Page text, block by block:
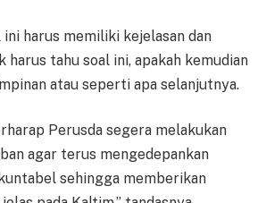
harus memiliki kejelasan dan
harus tahu soal ini, apakah kemudian
atau seperti apa selanjutnya.
Perusda segera melakukan
agar terus mengedepankan
sehingga memberikan